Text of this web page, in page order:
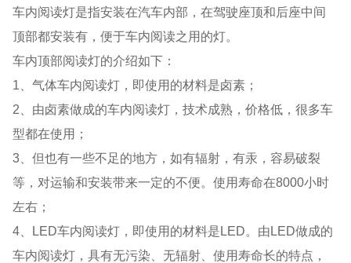
车内阅读灯是指安装在汽车内部，在驾驶座顶和后座中间
顶部都安装有，便于车内阅读之用的灯。
车内顶部阅读灯的介绍如下：
1、气体车内阅读灯，即使用的材料是卤素；
2、由卤素做成的车内阅读灯，技术成熟，价格低，很多车
型都在使用；
3、但也有一些不足的地方，如有辐射，有汞，容易破裂
等，对运输和安装带来一定的不便。使用寿命在8000小时
左右；
4、LED车内阅读灯，即使用的材料是LED。由LED做成的
车内阅读灯，具有无污染、无辐射、使用寿命长的特点，